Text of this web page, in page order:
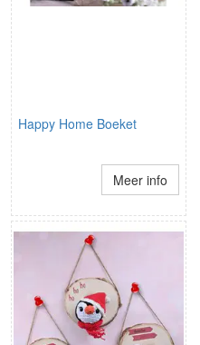
Happy Home Boeket
Meer info